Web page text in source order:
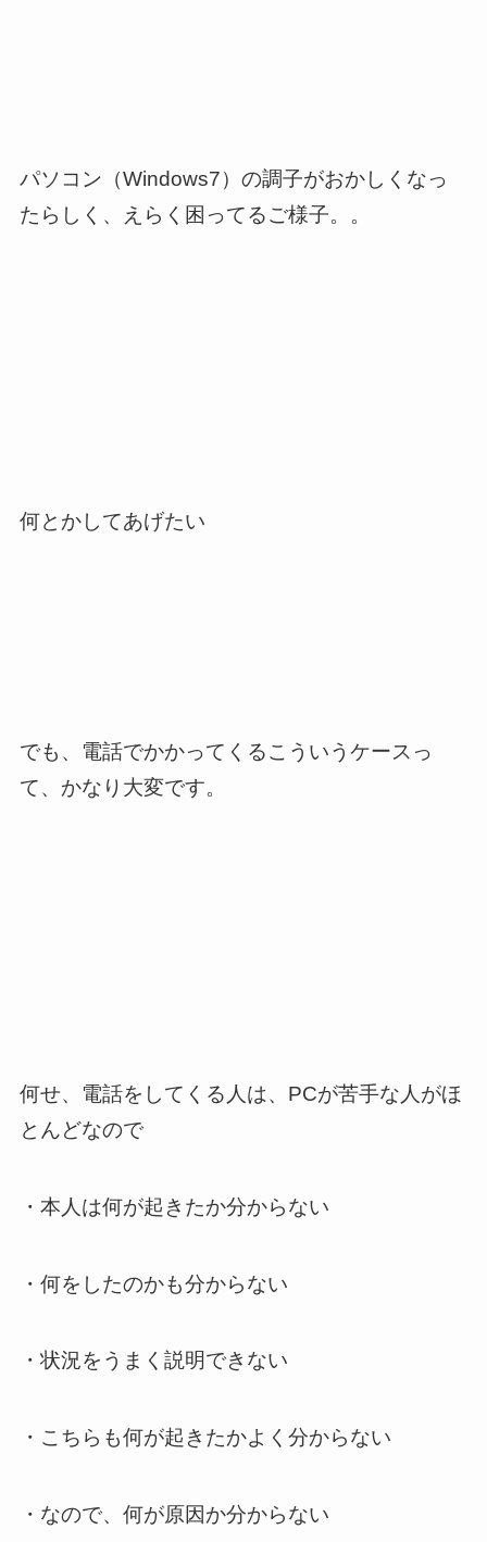
パソコン（Windows7）の調子がおかしくなっ
たらしく、えらく困ってるご様子。。
何とかしてあげたい
でも、電話でかかってくるこういうケースっ
て、かなり大変です。
何せ、電話をしてくる人は、PCが苦手な人がほ
とんどなので
・本人は何が起きたか分からない
・何をしたのかも分からない
・状況をうまく説明できない
・こちらも何が起きたかよく分からない
・なので、何が原因か分からない